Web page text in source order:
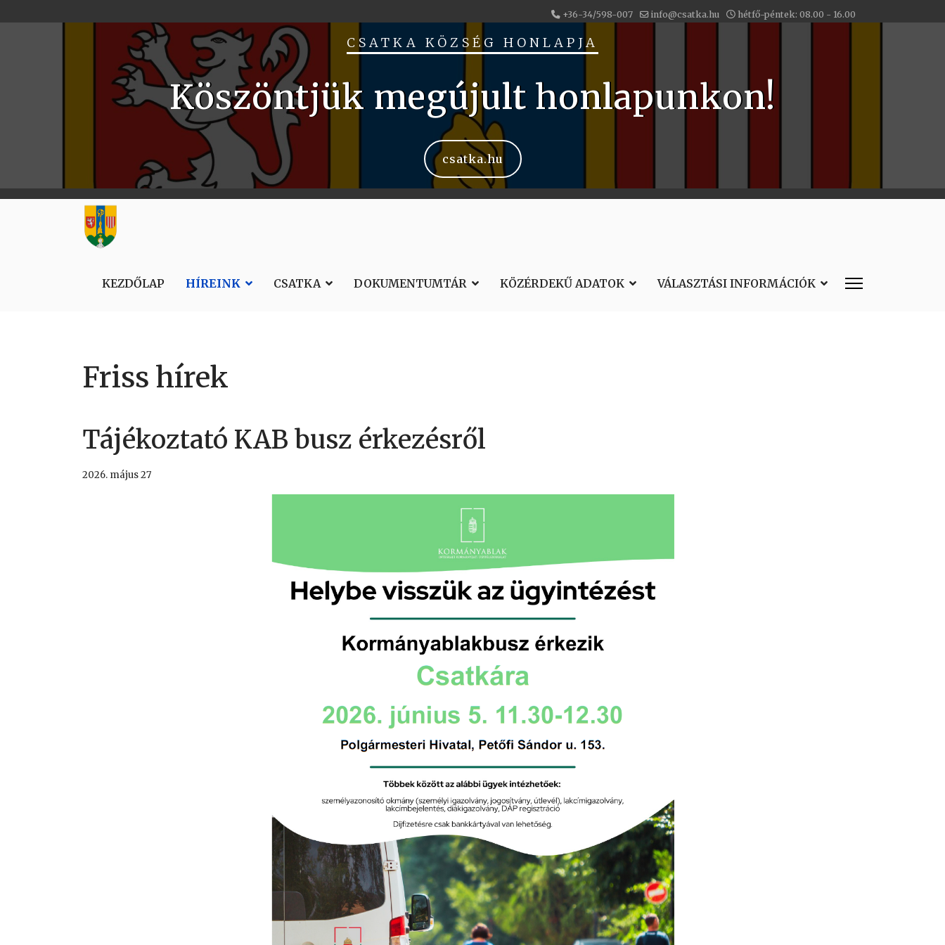
+36-34/598-007 info@csatka.hu hétfő-péntek: 08.00 - 16.00
CSATKA KÖZSÉG HONLAPJA
Köszöntjük megújult honlapunkon!
csatka.hu
KEZDŐLAP HÍREINK CSATKA DOKUMENTUMTÁR KÖZÉRDEKŰ ADATOK VÁLASZTÁSI INFORMÁCIÓK
Friss hírek
Tájékoztató KAB busz érkezésről
2026. május 27